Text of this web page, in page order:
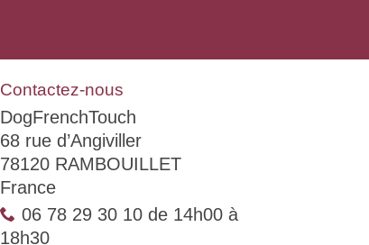
Contactez-nous
DogFrenchTouch
68 rue d’Angiviller
78120 RAMBOUILLET
France
06 78 29 30 10 de 14h00 à
18h30